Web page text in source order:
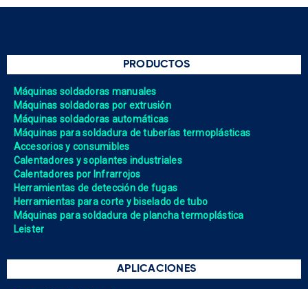
PRODUCTOS
Máquinas soldadoras manuales
Máquinas soldadoras por extrusión
Máquinas soldadoras automáticas
Máquinas para soldadura de tuberías termoplásticas
Accesorios y consumibles
Calentadores y soplantes industriales
Calentadores por Infrarrojos
Herramientas de detección de fugas
Herramientas para corte y biselado de tubo
Máquinas para soldadura de plancha termoplástica
Leister
APLICACIONES